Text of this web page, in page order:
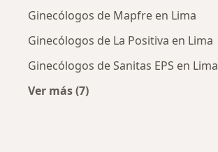
Ginecólogos de Mapfre en Lima
Ginecólogos de La Positiva en Lima
Ginecólogos de Sanitas EPS en Lima
Ver más (7)